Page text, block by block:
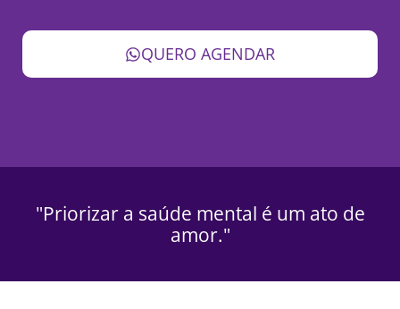
QUERO AGENDAR
"Priorizar a saúde mental é um ato de
amor."